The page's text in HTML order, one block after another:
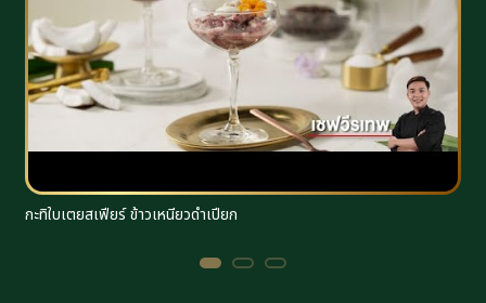
กะทิใบเตยสเฟียร์ ข้าวเหนียวดำเปียก